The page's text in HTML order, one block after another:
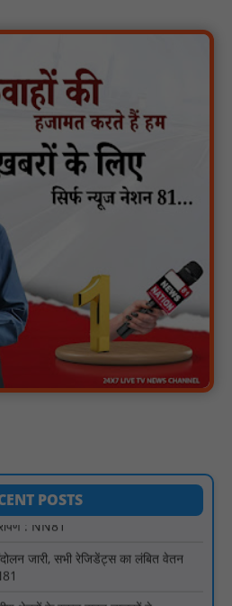
POSTS
पर ‘कलश वंदन यात्रा’ का भव्य स्वागत
पर जागरूकता कार्यक्रम आयोजित:
चौदह दिनों से हड़ताल पर : NN81
विधानसभा क्षेत्र में विभिन्न विकास कार्यों का
NN81
नियमित समीक्षा, मुख्यमंत्री विष्णुदेव साय ने
: NN81
जारी, सभी रेजिडेंट्स का लंबित वेतन
क्षेत्रों के स्कूल वाहन चालकों ने
हड़ताल पर रहे सभी वाहन चालक : NN81
का प्रशिक्षण संपन्न, वीबी-जी राम-जी